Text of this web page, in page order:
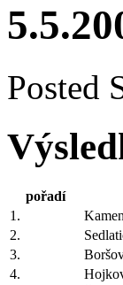
Posted
pořadí
1.
2.
3.
4.